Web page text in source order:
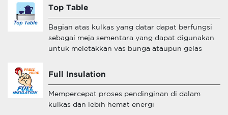
Top Table
Bagian atas kulkas yang datar dapat berfungsi
sebagai meja sementara yang dapat digunakan
untuk meletakkan vas bunga ataupun gelas
Full Insulation
Mempercepat proses pendinginan di dalam
kulkas dan lebih hemat energi